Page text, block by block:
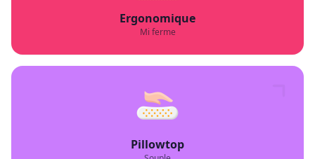
Ergonomique
Mi ferme
Pillowtop